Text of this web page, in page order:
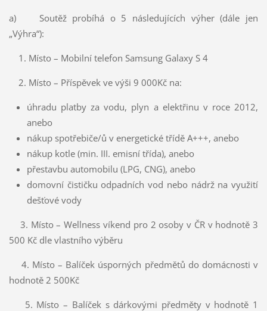
a) Soutěž probíhá o 5 následujících výher (dále jen
„Výhra“):
1. Místo – Mobilní telefon Samsung Galaxy S 4
2. Místo – Příspěvek ve výši 9 000Kč na:
úhradu platby za vodu, plyn a elektřinu v roce 2012,
anebo
nákup spotřebiče/ů v energetické třídě A+++, anebo
nákup kotle (min. III. emisní třída), anebo
přestavbu automobilu (LPG, CNG), anebo
domovní čističku odpadních vod nebo nádrž na využití
dešťové vody
3. Místo – Wellness víkend pro 2 osoby v ČR v hodnotě 3
500 Kč dle vlastního výběru
4. Místo – Balíček úsporných předmětů do domácnosti v
hodnotě 2 500Kč
5. Místo – Balíček s dárkovými předměty v hodnotě 1